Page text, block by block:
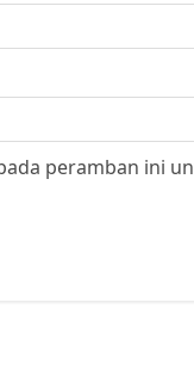
peramban ini